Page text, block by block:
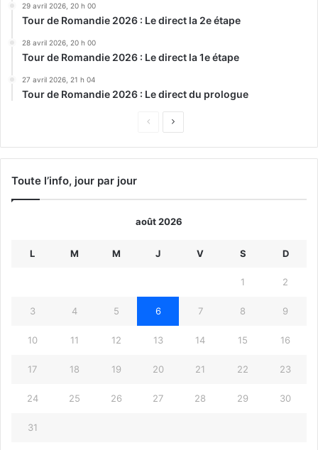
29 avril 2026, 20 h 00
Tour de Romandie 2026 : Le direct la 2e étape
28 avril 2026, 20 h 00
Tour de Romandie 2026 : Le direct la 1e étape
27 avril 2026, 21 h 04
Tour de Romandie 2026 : Le direct du prologue
Page
Page
Toute l’info, jour par jour
août 2026
L M M J V S D
1 2
3 4 5 6 7 8 9
10 11 12 13 14 15 16
17 18 19 20 21 22 23
24 25 26 27 28 29 30
31